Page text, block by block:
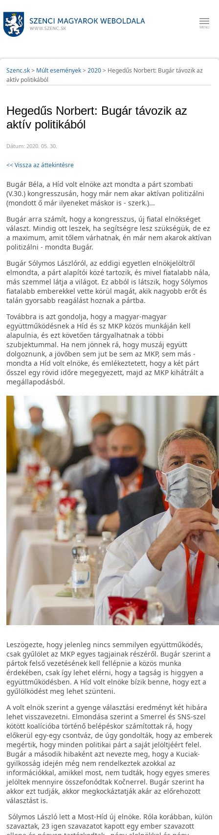
Szenc.sk> Múlt események> 2020> Hegedűs Norbert: Bugár távozik az
aktív politikából
Hegedűs Norbert: Bugár távozik az
aktív politikából
Dátum: 2020. 05. 30.
<< Vissza az áttekintésre
Bugár Béla, a Híd volt elnöke azt mondta a párt szombati
(V.30.) kongresszusán, hogy már nem akar aktívan politizálni
(mondott ő már ilyeneket máskor is - szerk.)...
Bugár arra számít, hogy a kongresszus, új fiatal elnökséget
választ. Mindig ott leszek, ha segítségre lesz szükségük, de ez
a maximum, amit tőlem várhatnak, én már nem akarok aktívan
politizálni - mondta Bugár.
Bugár Sólymos Lászlóról, az eddigi egyetlen elnökjelöltről
elmondta, a párt alapítói közé tartozik, és mivel fiatalabb nála,
más szemmel látja a világot. Ez abból is látszik, hogy Sólymos
fiatalabb emberekkel vette körül magát, akik nagyobb erőt és
talán gyorsabb reagálást hoznak a pártba.
Továbbra is azt gondolja, hogy a magyar-magyar
együttműködésnek a Híd és sz MKP közös munkáján kell
alapulnia, és ezt követően tárgyalhatnak a többi
szubjektummal. Ha nem jönnek rá, hogy muszáj együtt
dolgoznunk, a jövőben sem jut be sem az MKP, sem más -
mondta a Híd volt elnöke, és emlékeztetett, hogy a két párt
ősszel egy rövid időre megegyezett, majd az MKP kihátrált a
megállapodásból.
Leszögezte, hogy jelenleg nincs semmilyen együttműködés,
csak gyűlölet az MKP egyes tagjainak részéről. Bugár szerint a
pártok felső vezetésének kell fellépnie a közös munka
érdekében, csak így lehet elérni, hogy a tagság is higgyen a
együttműködésben. A Híd volt elnöke bízik benne, hogy ezt a
gyűlölködést meg lehet szünteni.
A volt elnök szerint a gyenge választási eredményt két hibára
lehet visszavezetni. Elmondása szerint a Smerrel és SNS-szel
kötött koalícióba történő belépéskor számítottak rá, hogy
előkerül egy-egy csontváz, de úgy gondolták, hogy az emberek
megértik, hogy minden politikai párt a saját jelöltjéért felel.
Bugár a második hibaként azt nevezte meg, hogy a Kuciak-
gyilkosság idején még nem rendelkeztek azokkal az
információkkal, amikkel most, nem tudták, hogy egyes smeres
jelöltek mennyire összefonódtak Kočnerrel. Bugár szerint ha
akkor ezt tudják, akkor megkockáztatják akár az előrehozott
választást is.
Sólymos László lett a Most-Híd új elnöke. Róla korábban, külön
szavaztak, 23 igen szavazatot kapott egy ember szavazott